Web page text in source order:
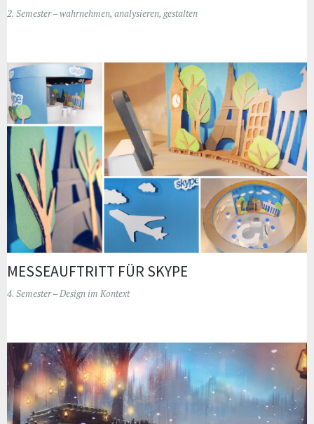
2. Semester – wahrnehmen, analysieren, gestalten
MESSEAUFTRITT FÜR SKYPE
4. Semester – Design im Kontext